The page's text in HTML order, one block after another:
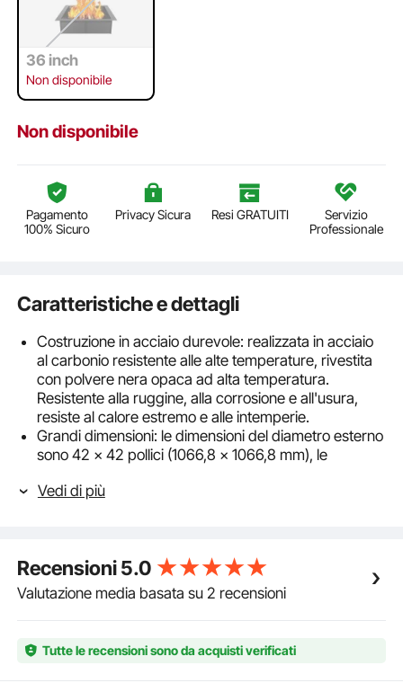
36 inch
Non disponibile
Non disponibile
Pagamento
100% Sicuro
Privacy Sicura Resi GRATUITI
Servizio
Professionale
Caratteristiche e dettagli
Costruzione in acciaio durevole: realizzata in acciaio
al carbonio resistente alle alte temperature, rivestita
con polvere nera opaca ad alta temperatura.
Resistente alla ruggine, alla corrosione e all'usura,
resiste al calore estremo e alle intemperie.
Grandi dimensioni: le dimensioni del diametro esterno
sono 42 x 42 pollici (1066,8 x 1066,8 mm), le
(914,4 x 914,4 mm), l'altezza è 10 pollici e lo spessore
integrato con materiali da giardino come mattoni o
pietre. Se utilizzato da solo, seppellire il fondo
sottoterra e circondare con terra per creare un
Facile installazione: progettato con 8 pannelli per un
assemblaggio semplice utilizzando viti e una chiave
Vedi di più
Recensioni5.0
Valutazione media basata su 2 recensioni
Tutte le recensioni sono da acquisti verificati